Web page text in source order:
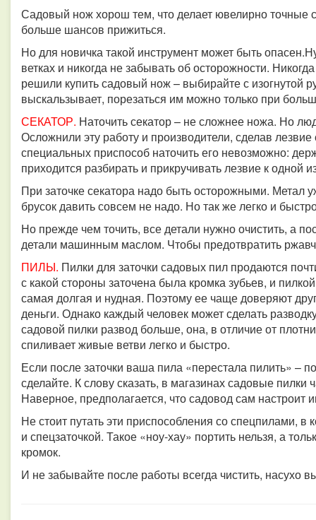
Садовый нож хорош тем, что делает ювелирно точные
больше шансов прижиться.
Но для новичка такой инструмент может быть опасен.
ветках и никогда не забывать об осторожности.
решили купить садовый нож – выбирайте с изогнутой
выскальзывает, порезаться им можно только при
СЕКАТОР. Наточить секатор – не сложнее ножа. Но
Осложнили эту работу и производители, сделав
специальных приспособ наточить его невозможно:
приходится разбирать и прикручивать лезвие к одной
При заточке секатора надо быть осторожными. Метал
брусок давить совсем не надо. Но так же легко и
Но прежде чем точить, все детали нужно очистить, а
детали машинным маслом. Чтобы предотвратить
ПИЛЫ. Пилки для заточки садовых пил продаются
с какой стороны заточена была кромка зубьев, и
самая долгая и нудная. Поэтому ее чаще доверяют
деньги. Однако каждый человек может сделать
садовой пилки развод больше, она, в отличие от
спиливает живые ветви легко и быстро.
Если после заточки ваша пила «перестала пилить» –
сделайте. К слову сказать, в магазинах садовые пилки
Наверное, предполагается, что садовод сам настроит
Не стоит путать эти приспособления со спецпилами,
и спецзаточкой. Такое «ноу-хау» портить нельзя, а
кромок.
И не забывайте после работы всегда чистить, насухо